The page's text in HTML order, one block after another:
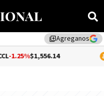
library_addAgreganos